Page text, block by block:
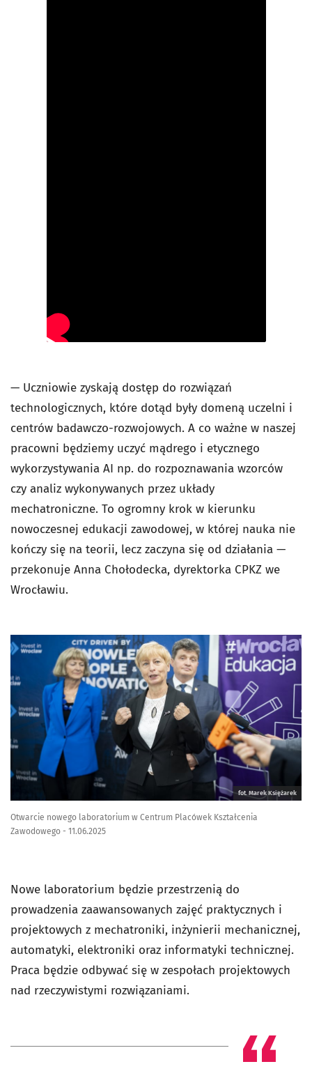
— Uczniowie zyskają dostęp do rozwiązań
technologicznych, które dotąd były domeną uczelni i
centrów badawczo-rozwojowych. A co ważne w naszej
pracowni będziemy uczyć mądrego i etycznego
wykorzystywania AI np. do rozpoznawania wzorców
czy analiz wykonywanych przez układy
mechatroniczne. To ogromny krok w kierunku
nowoczesnej edukacji zawodowej, w której nauka nie
kończy się na teorii, lecz zaczyna się od działania —
przekonuje Anna Chołodecka, dyrektorka CPKZ we
Wrocławiu.
fot. Marek Księżarek
Otwarcie nowego laboratorium w Centrum Placówek Kształcenia
Zawodowego - 11.06.2025
Nowe laboratorium będzie przestrzenią do
prowadzenia zaawansowanych zajęć praktycznych i
projektowych z mechatroniki, inżynierii mechanicznej,
automatyki, elektroniki oraz informatyki technicznej.
Praca będzie odbywać się w zespołach projektowych
nad rzeczywistymi rozwiązaniami.